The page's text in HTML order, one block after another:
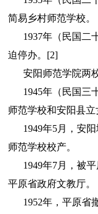
简易乡村师范学校。
1937年（民国二
迫停办。[2]
安阳师范学院两
1945年（民国三
师范学校和安阳县立
1949年5月，安
师范学校校产。
1949年7月，被
平原省政府文教厅。
1952年，平原省